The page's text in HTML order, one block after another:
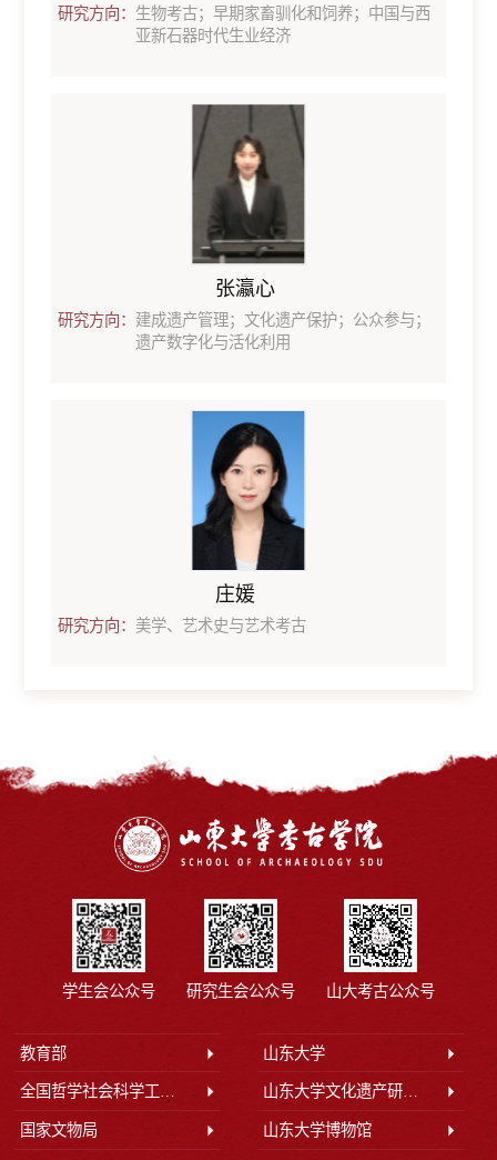
研究方向： 生物考古；早期家畜驯化和饲养；中国与西
亚新石器时代生业经济
张瀛心
研究方向： 建成遗产管理；文化遗产保护；公众参与；
遗产数字化与活化利用
庄媛
研究方向： 美学、艺术史与艺术考古
学生会公众号 研究生会公众号 山大考古公众号
教育部 山东大学
山东大学文化遗产研究院
国家文物局 山东大学博物馆